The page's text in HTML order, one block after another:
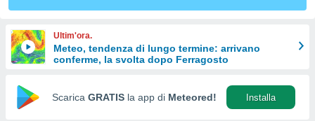
di
Web
Ultim'ora.
Meteo, tendenza di lungo termine: arrivano
conferme, la svolta dopo Ferragosto
Scarica GRATIS la app di Meteored! Installa